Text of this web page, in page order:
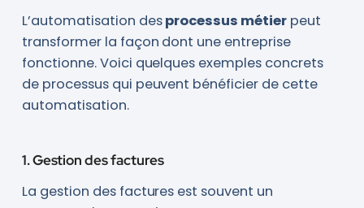
L’automatisation desprocessus métier peut
transformer la façon dont une entreprise
fonctionne. Voici quelques exemples concrets
de processus qui peuvent bénéficier de cette
automatisation.
1. Gestion des factures
La gestion des factures est souvent un